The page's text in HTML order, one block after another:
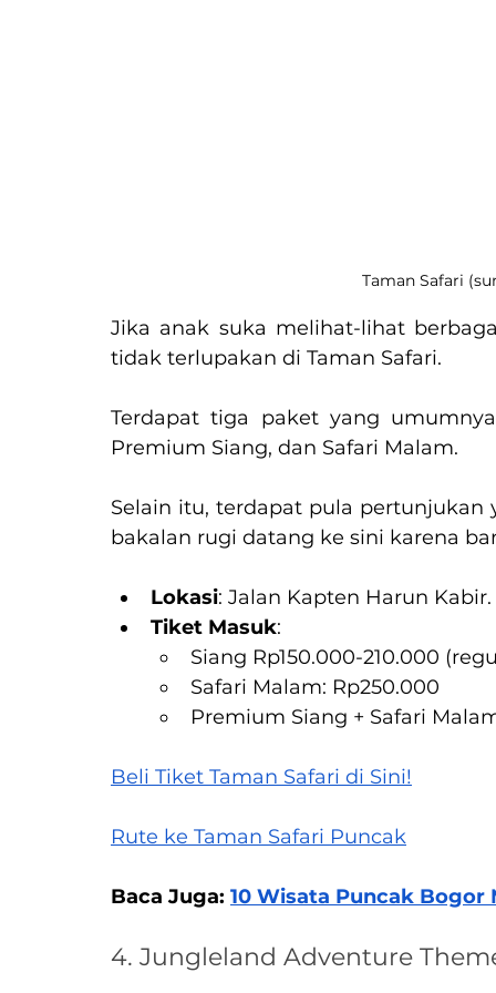
Taman Safari
Jika anak suka melihat-lihat
tidak terlupakan di Taman Safari.
Terdapat tiga paket yang
Premium Siang, dan Safari Malam.
Selain itu, terdapat pula
bakalan rugi datang ke sini karena
Lokasi: Jalan Kapten Harun
Tiket Masuk:
Siang Rp150.000-210.000
Safari Malam: Rp250.000
Premium Siang + Safari
Beli Tiket Taman Safari di Sini!
Rute ke Taman Safari Puncak
Baca Juga: 10 Wisata Puncak
4. Jungleland Adventure